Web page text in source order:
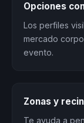
Opciones
Los perfiles
mercado
evento.
Zonas y
Te ayuda a